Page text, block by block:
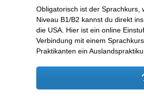
Obligatorisch ist der Sprachkurs,
Niveau B1/B2 kannst du direkt
die USA. Hier ist ein online
Verbindung mit einem
Praktikanten ein